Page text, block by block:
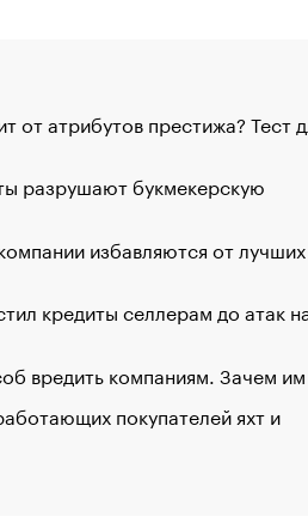
от атрибутов престижа? Тест
разрушают букмекерскую
избавляются от лучших
кредиты селлерам до атак
вредить компаниям. Зачем
покупателей яхт и